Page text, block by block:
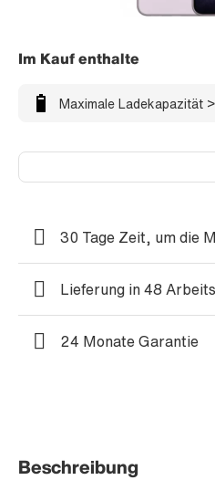
Im Kauf enthalte
Maximale Ladekapazität
30 Tage Zeit, um die
Lieferung in 48
24 Monate Garantie
Beschreibung